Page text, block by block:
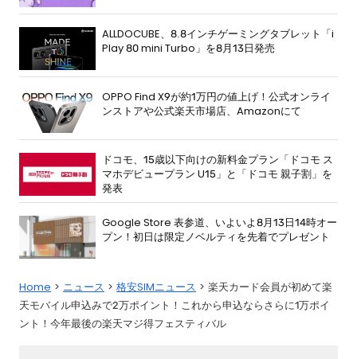
ALLDOCUBE、8.8インチゲーミングタブレット「i
Play 80 mini Turbo」を8月13日発売
OPPO Find X9が約1万円の値上げ！公式オンライ
ンストアや公式楽天市場店、Amazonにて
ドコモ、15歳以下向けの新料金プラン「ドコモ ス
マホデビュープラン U15」と「ドコモ 親子割」を
発表
Google Store 表参道、いよいよ8月13日14時オー
プン！初日は限定ノベルティを先着でプレゼント
Home ニュース 格安SIMニュース
楽天カード会員が初めて楽
天モバイル申込みで2万ポイント！これから申込ならさらに1万ポイ
ント！今年最後の楽天マジ得フェスティバル